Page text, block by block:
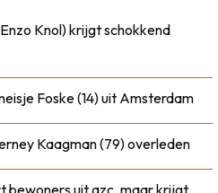
Knol) krijgt schokkend
Foske (14) uit Amsterdam
Kaagman (79) overleden
bewoners uit azc, maar krijgt